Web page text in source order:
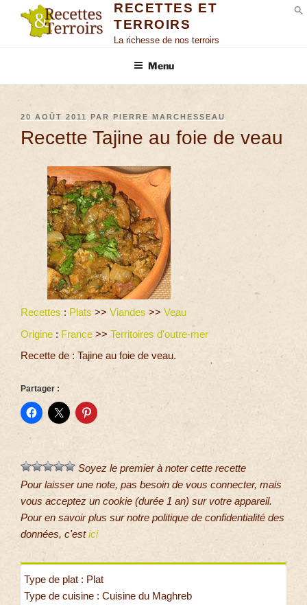
RECETTES ET
TERROIRS
La richesse de nos terroirs
Menu
20 AOÛT 2011 PAR PIERRE MARCHESSEAU
Recette Tajine au foie de veau
Recettes : Plats >> Viandes >> Veau
Origine : France >> Territoires d'outre-mer
Recette de : Tajine au foie de veau.
Partager :
Soyez le premier à noter cette recette
Pour laisser une note, pas besoin de vous connecter, mais
vous acceptez un cookie (durée 1 an) sur votre appareil.
Pour en savoir plus sur notre politique de confidentialité des
données, c'estici
Type de plat : Plat
Type de cuisine : Cuisine du Maghreb